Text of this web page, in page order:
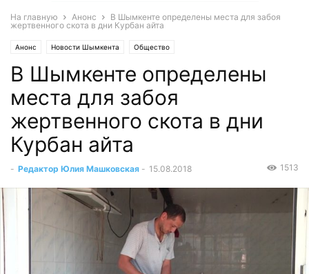
На главную Анонс
В Шымкенте определены места для забоя
жертвенного скота в дни Курбан айта
Анонс Новости Шымкента Общество
В Шымкенте определены
места для забоя
жертвенного скота в дни
Курбан айта
- Редактор Юлия Машковская - 15.08.2018 1513